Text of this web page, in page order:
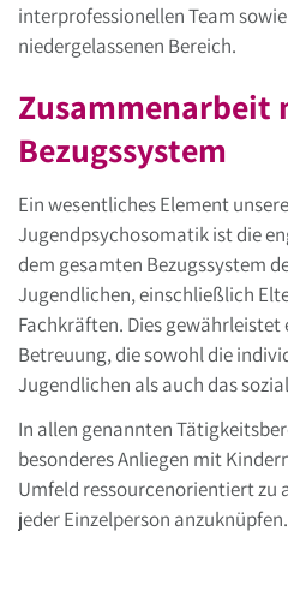
interprofessionellen Team
niedergelassenen Bereich.
Zusammenarbeit
Bezugssystem
Ein wesentliches Element
Jugendpsychosomatik ist die
dem gesamten Bezugssystem
Jugendlichen, einschließlich
Fachkräften. Dies
Betreuung, die sowohl die
Jugendlichen als auch das
In allen genannten
besonderes Anliegen mit
Umfeld ressourcenorientiert zu
jeder Einzelperson anzuknüpfen.